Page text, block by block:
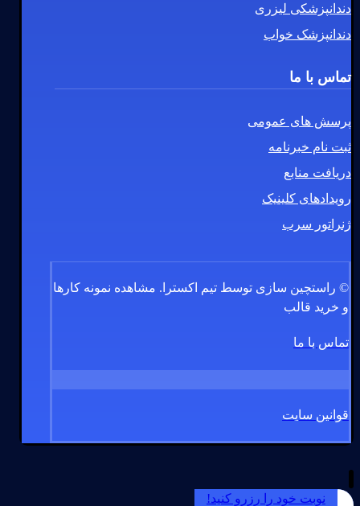
دندانپزشکی لیزری
دندانپزشک خواب
تماس با ما
پرسش های عمومی
ثبت نام خبرنامه
دریافت منابع
رویدادهای کلینیک
ژنراتور سرب
© راستچین سازی توسط تیم اکسترا. مشاهده نمونه کارها
و خرید قالب
تماس با ما
قوانین سایت
نوبت خود را رزرو کنید!